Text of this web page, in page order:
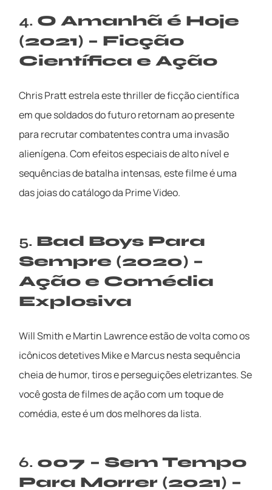
4. O Amanhã é Hoje
(2021) – Ficção
Científica e Ação
Chris Pratt estrela este thriller de ficção científica
em que soldados do futuro retornam ao presente
para recrutar combatentes contra uma invasão
alienígena. Com efeitos especiais de alto nível e
sequências de batalha intensas, este filme é uma
das joias do catálogo da Prime Video.
5. Bad Boys Para
Sempre (2020) –
Ação e Comédia
Explosiva
Will Smith e Martin Lawrence estão de volta como os
icônicos detetives Mike e Marcus nesta sequência
cheia de humor, tiros e perseguições eletrizantes. Se
você gosta de filmes de ação com um toque de
comédia, este é um dos melhores da lista.
6. 007 – Sem Tempo
Para Morrer (2021) –